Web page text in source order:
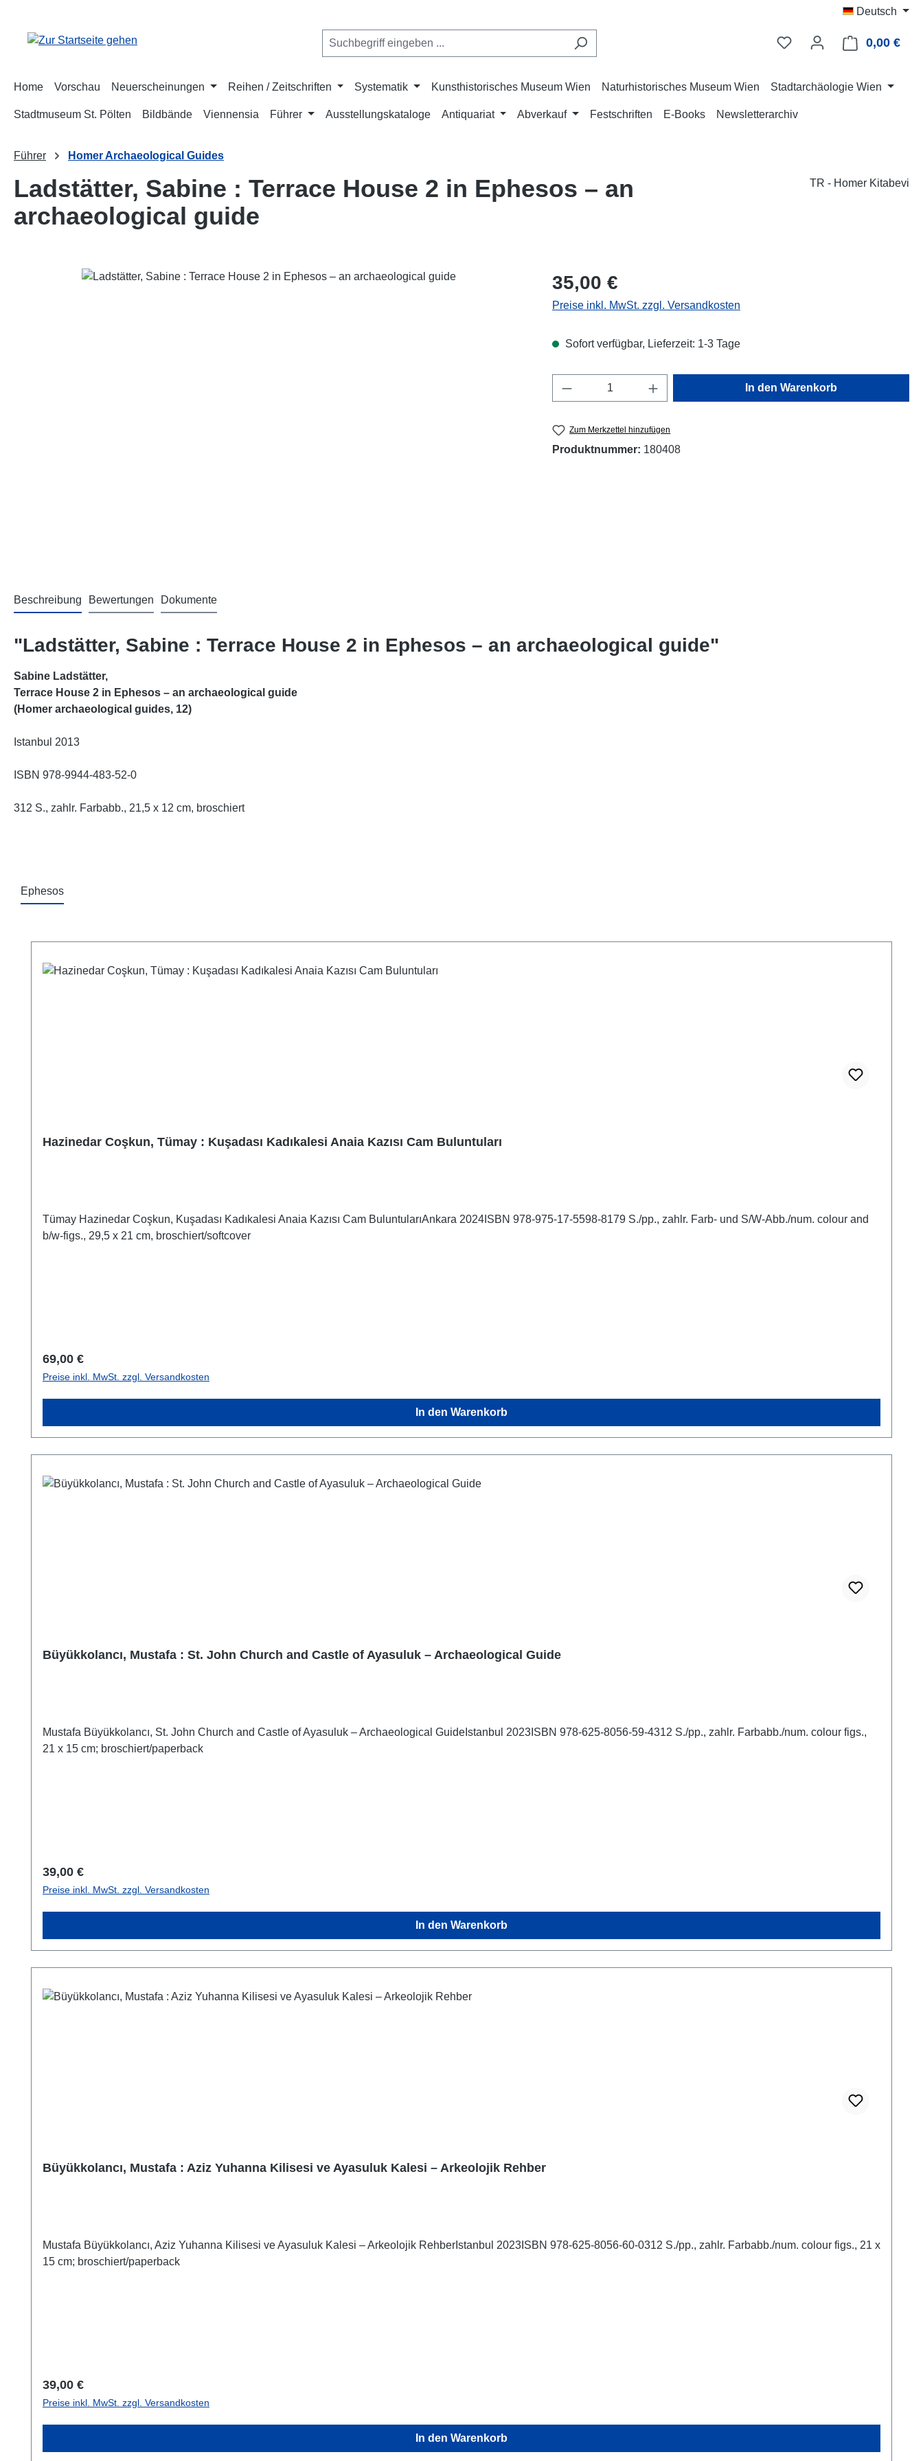
Deutsch
0,00 €
Home Vorschau Neuerscheinungen Reihen / Zeitschriften Systematik Kunsthistorisches Museum Wien Naturhistorisches Museum Wien Stadtarchäologie Wien
Stadtmuseum St. Pölten Bildbände Viennensia Führer Ausstellungskataloge Antiquariat Abverkauf Festschriften E-Books Newsletterarchiv
Führer Homer Archaeological Guides
Ladstätter, Sabine : Terrace House 2 in Ephesos – an
archaeological guide
TR - Homer Kitabevi
Bildergalerie überspringen Regulärer Preis:
35,00 €
Preise inkl. MwSt. zzgl. Versandkosten
Sofort verfügbar, Lieferzeit: 1-3 Tage
Produkt Anzahl: Gib den gewünschten Wert ein
In den Warenkorb
Zum Merkzettel hinzufügen
Produktnummer: 180408
Beschreibung Bewertungen Dokumente
"Ladstätter, Sabine : Terrace House 2 in Ephesos – an archaeological guide"
Sabine Ladstätter,
Terrace House 2 in Ephesos – an archaeological guide
(Homer archaeological guides, 12)
Istanbul 2013
ISBN 978-9944-483-52-0
312 S., zahlr. Farbabb., 21,5 x 12 cm, broschiert
Ephesos
Hazinedar Coşkun, Tümay : Kuşadası Kadıkalesi Anaia Kazısı Cam Buluntuları
Tümay Hazinedar Coşkun, Kuşadası Kadıkalesi Anaia Kazısı Cam BuluntularıAnkara 2024ISBN 978-975-17-5598-8179 S./pp., zahlr. Farb- und S/W-Abb./num. colour and
b/w-figs., 29,5 x 21 cm, broschiert/softcover
Regulärer Preis:
69,00 €
Preise inkl. MwSt. zzgl. Versandkosten
In den Warenkorb
Büyükkolancı, Mustafa : St. John Church and Castle of Ayasuluk – Archaeological Guide
Mustafa Büyükkolancı, St. John Church and Castle of Ayasuluk – Archaeological GuideIstanbul 2023ISBN 978-625-8056-59-4312 S./pp., zahlr. Farbabb./num. colour figs.,
21 x 15 cm; broschiert/paperback
Regulärer Preis:
39,00 €
Preise inkl. MwSt. zzgl. Versandkosten
In den Warenkorb
Büyükkolancı, Mustafa : Aziz Yuhanna Kilisesi ve Ayasuluk Kalesi – Arkeolojik Rehber
Mustafa Büyükkolancı, Aziz Yuhanna Kilisesi ve Ayasuluk Kalesi – Arkeolojik RehberIstanbul 2023ISBN 978-625-8056-60-0312 S./pp., zahlr. Farbabb./num. colour figs., 21 x
15 cm; broschiert/paperback
Regulärer Preis:
39,00 €
Preise inkl. MwSt. zzgl. Versandkosten
In den Warenkorb